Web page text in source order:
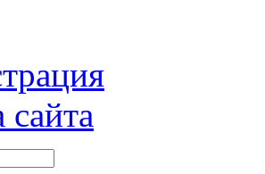
сайта